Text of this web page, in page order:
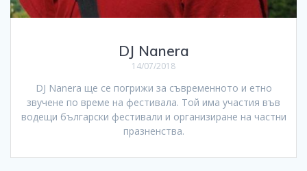
DJ Nanera
14/07/2018
DJ Nanera ще се погрижи за съвременното и етно
звучене по време на фестивала. Той има участия във
водещи български фестивали и организиране на частни
празненства.